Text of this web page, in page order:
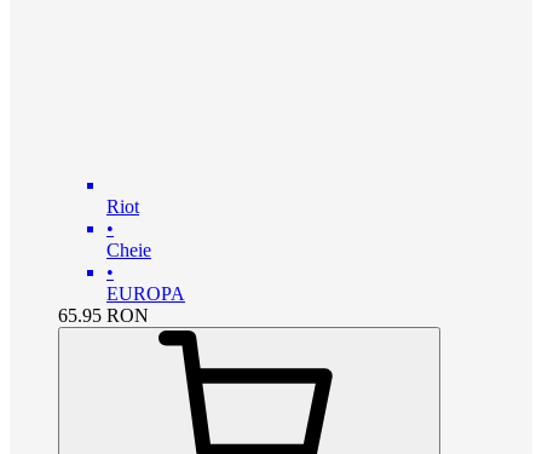
Riot
•
Cheie
•
EUROPA
65.95 RON